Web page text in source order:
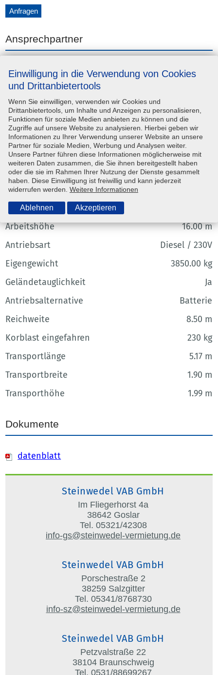
Anfragen
Ansprechpartner
Unternehmen
Steinwedel-Vermietung e.K.
Kontaktperson
Telefon
(05121) 918 90 80
E-Mail-Adresse
info@steinwedel-hildesheim.de
Technische Angaben
Arbeitshöhe
16.00 m
Antriebsart
Diesel / 230V
Eigengewicht
3850.00 kg
Geländetauglichkeit
Ja
Antriebsalternative
Batterie
Reichweite
8.50 m
Korblast eingefahren
230 kg
Transportlänge
5.17 m
Transportbreite
1.90 m
Transporthöhe
1.99 m
Dokumente
datenblatt
Steinwedel VAB GmbH
Im Fliegerhorst 4a
38642 Goslar
Tel. 05321/42308
info-gs@steinwedel-vermietung.de
Steinwedel VAB GmbH
Porschestraße 2
38259 Salzgitter
Tel. 05341/8768730
info-sz@steinwedel-vermietung.de
Steinwedel VAB GmbH
Petzvalstraße 22
38104 Braunschweig
Tel. 0531/88699267
Einwilligung in die Verwendung von Cookies
und Drittanbietertools
Wenn Sie einwilligen, verwenden wir Cookies und
Drittanbietertools, um Inhalte und Anzeigen zu personalisieren,
Funktionen für soziale Medien anbieten zu können und die
Zugriffe auf unsere Website zu analysieren. Hierbei geben wir
Informationen zu Ihrer Verwendung unserer Website an unsere
Partner für soziale Medien, Werbung und Analysen weiter.
Unsere Partner führen diese Informationen möglicherweise mit
weiteren Daten zusammen, die Sie ihnen bereitgestellt haben
oder die sie im Rahmen Ihrer Nutzung der Dienste gesammelt
haben. Diese Einwilligung ist freiwillig und kann jederzeit
widerrufen werden. Weitere Informationen
Ablehnen Akzeptieren